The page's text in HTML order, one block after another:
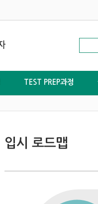
TEST PREP과정
입시 로드맵